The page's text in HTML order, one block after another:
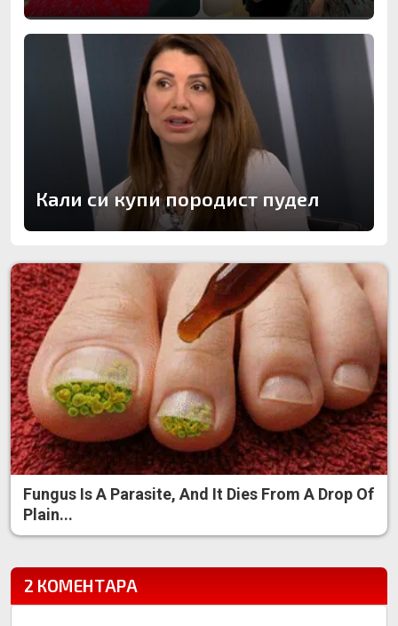
Кали си купи породист пудел
Fungus Is A Parasite, And It Dies From A Drop Of
Plain...
2 КОМЕНТАРА